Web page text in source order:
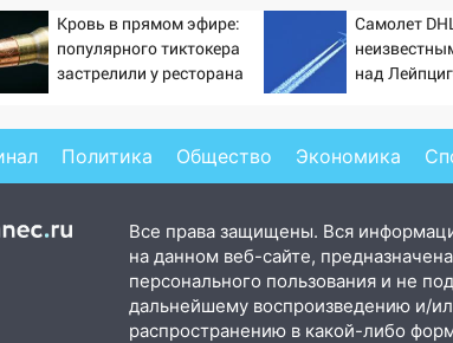
на
Кровь в прямом эфире:
популярного тиктокера
застрелили у ресторана
Самолет
над
Политика Общество Экономика
Все права защищены. Вся
на данном веб-сайте,
персонального пользования и не
дальнейшему воспроизведению и/
распространению в какой-либо